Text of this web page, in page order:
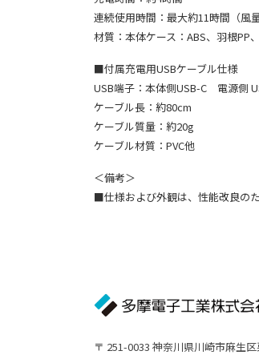
連続使用時間：最大約11時間（風量
材質：本体ケース：ABS、羽根PP
■付属充電用USBケーブル仕様
USB端子：本体側USB-C 電源側
ケーブル長：約80cm
ケーブル質量：約20g
ケーブル材質：PVC他
＜備考＞
■仕様および外観は、性能改良の
〒 251-0033 神奈川県川崎市麻生